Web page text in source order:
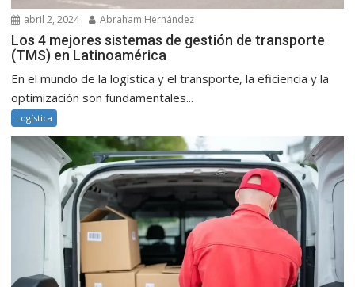
abril 2, 2024 Abraham Hernández
Los 4 mejores sistemas de gestión de transporte
(TMS) en Latinoamérica
En el mundo de la logística y el transporte, la eficiencia y la
optimización son fundamentales...
Logística